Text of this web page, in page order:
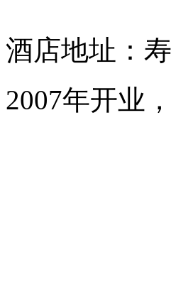
酒店地址：
2007年开业